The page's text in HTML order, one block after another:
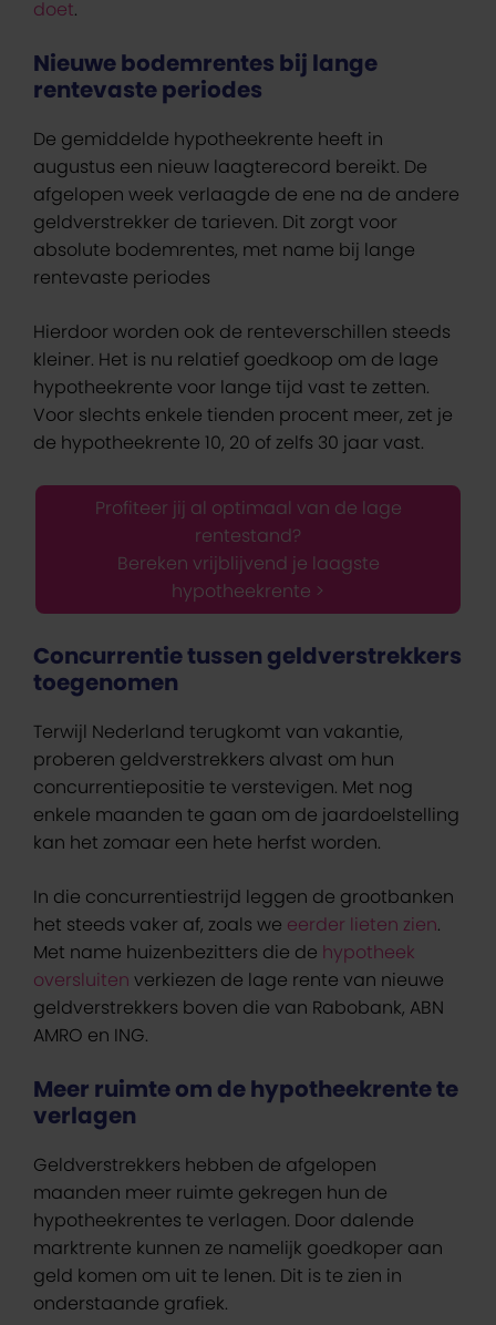
doet.
Nieuwe bodemrentes bij lange
rentevaste periodes
De gemiddelde hypotheekrente heeft in
augustus een nieuw laagterecord bereikt. De
afgelopen week verlaagde de ene na de andere
geldverstrekker de tarieven. Dit zorgt voor
absolute bodemrentes, met name bij lange
rentevaste periodes
Hierdoor worden ook de renteverschillen steeds
kleiner. Het is nu relatief goedkoop om de lage
hypotheekrente voor lange tijd vast te zetten.
Voor slechts enkele tienden procent meer, zet je
de hypotheekrente 10, 20 of zelfs 30 jaar vast.
Profiteer jij al optimaal van de lage
rentestand?
Bereken vrijblijvend je laagste
hypotheekrente >
Concurrentie tussen geldverstrekkers
toegenomen
Terwijl Nederland terugkomt van vakantie,
proberen geldverstrekkers alvast om hun
concurrentiepositie te verstevigen. Met nog
enkele maanden te gaan om de jaardoelstelling
kan het zomaar een hete herfst worden.
In die concurrentiestrijd leggen de grootbanken
het steeds vaker af, zoals we eerder lieten zien.
Met name huizenbezitters die de hypotheek
oversluiten verkiezen de lage rente van nieuwe
geldverstrekkers boven die van Rabobank, ABN
AMRO en ING.
Meer ruimte om de hypotheekrente te
verlagen
Geldverstrekkers hebben de afgelopen
maanden meer ruimte gekregen hun de
hypotheekrentes te verlagen. Door dalende
marktrente kunnen ze namelijk goedkoper aan
geld komen om uit te lenen. Dit is te zien in
onderstaande grafiek.